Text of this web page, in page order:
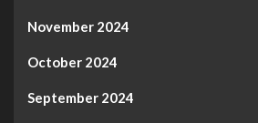
November 2024
October 2024
September 2024